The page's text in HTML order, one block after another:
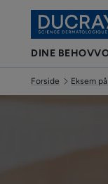
DINE BEHOV
Forside Eksem